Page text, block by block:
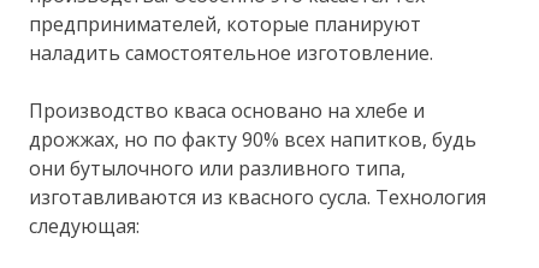
предпринимателей, которые планируют
наладить самостоятельное изготовление.
Производство кваса основано на хлебе и
дрожжах, но по факту 90% всех напитков, будь
они бутылочного или разливного типа,
изготавливаются из квасного сусла. Технология
следующая: